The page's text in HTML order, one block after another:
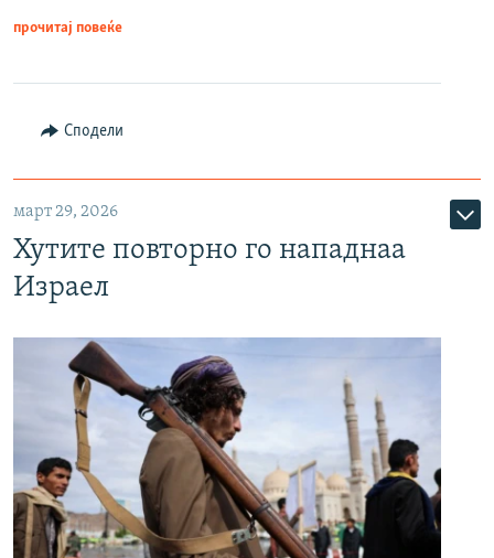
прочитај повеќе
Сподели
март 29, 2026
Хутите повторно го нападнаа
Израел